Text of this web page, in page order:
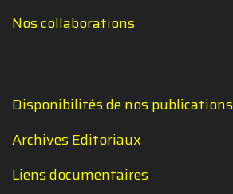
Nos collaborations
Disponibilités de nos publications
Archives Editoriaux
Liens documentaires